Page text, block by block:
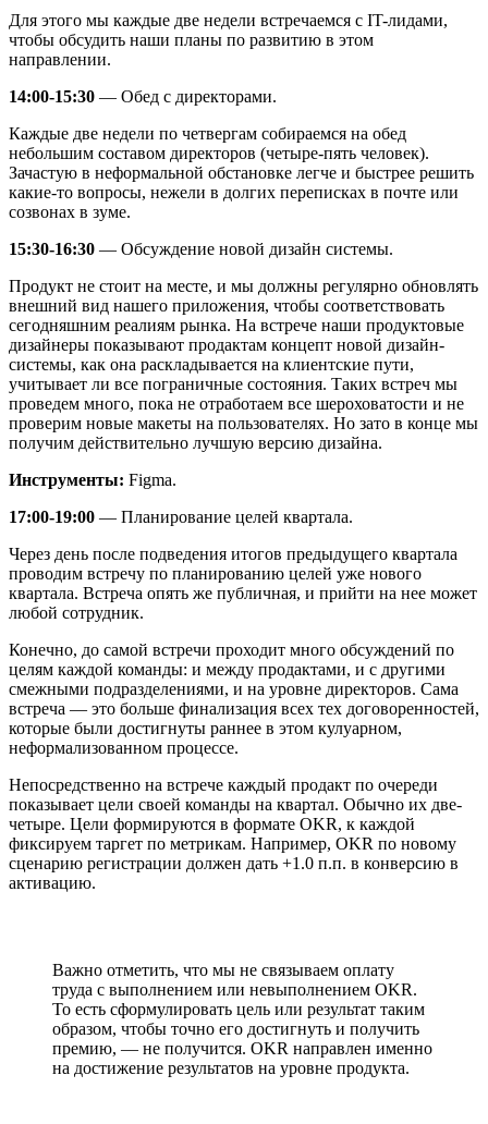
Для этого мы каждые две недели встречаемся с IT-лидами,
чтобы обсудить наши планы по развитию в этом
направлении.
14:00-15:30 — Обед с директорами.
Каждые две недели по четвергам собираемся на обед
небольшим составом директоров (четыре-пять человек).
Зачастую в неформальной обстановке легче и быстрее решить
какие-то вопросы, нежели в долгих переписках в почте или
созвонах в зуме.
15:30-16:30 — Обсуждение новой дизайн системы.
Продукт не стоит на месте, и мы должны регулярно обновлять
внешний вид нашего приложения, чтобы соответствовать
сегодняшним реалиям рынка. На встрече наши продуктовые
дизайнеры показывают продактам концепт новой дизайн-
системы, как она раскладывается на клиентские пути,
учитывает ли все пограничные состояния. Таких встреч мы
проведем много, пока не отработаем все шероховатости и не
проверим новые макеты на пользователях. Но зато в конце мы
получим действительно лучшую версию дизайна.
Инструменты: Figma.
17:00-19:00 — Планирование целей квартала.
Через день после подведения итогов предыдущего квартала
проводим встречу по планированию целей уже нового
квартала. Встреча опять же публичная, и прийти на нее может
любой сотрудник.
Конечно, до самой встречи проходит много обсуждений по
целям каждой команды: и между продактами, и с другими
смежными подразделениями, и на уровне директоров. Сама
встреча — это больше финализация всех тех договоренностей,
которые были достигнуты раннее в этом кулуарном,
неформализованном процессе.
Непосредственно на встрече каждый продакт по очереди
показывает цели своей команды на квартал. Обычно их две-
четыре. Цели формируются в формате OKR, к каждой
фиксируем таргет по метрикам. Например, OKR по новому
сценарию регистрации должен дать +1.0 п.п. в конверсию в
активацию.
Важно отметить, что мы не связываем оплату
труда с выполнением или невыполнением OKR.
То есть сформулировать цель или результат таким
образом, чтобы точно его достигнуть и получить
премию, — не получится. OKR направлен именно
на достижение результатов на уровне продукта.